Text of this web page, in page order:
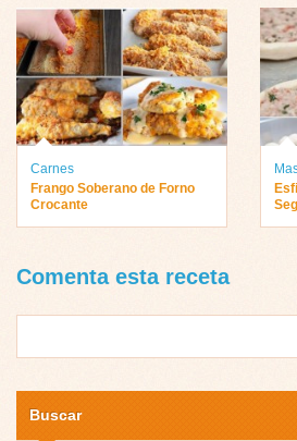
Carnes
Frango Soberano de Forno
Crocante
Comenta esta receta
Buscar